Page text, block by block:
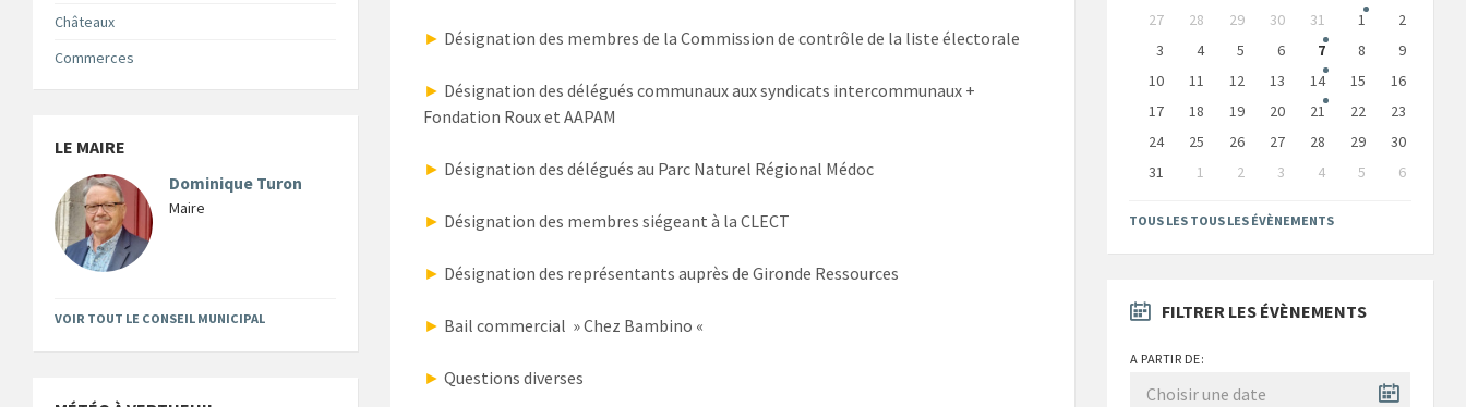
► Désignation des membres de la Commission de contrôle de la liste électorale
► Désignation des délégués communaux aux syndicats intercommunaux +
Fondation Roux et AAPAM
► Désignation des délégués au Parc Naturel Régional Médoc
► Désignation des membres siégeant à la CLECT
► Désignation des représentants auprès de Gironde Ressources
► Bail commercial » Chez Bambino «
► Questions diverses
Châteaux
Commerces
LE MAIRE
Dominique Turon
Maire
VOIR TOUT LE CONSEIL MUNICIPAL
Skip
calendar
days
27 28 29 30 31 1
2
3
4 5 6 7 8
9
10
11 12 13 14 15
16
17
18 19 20 21 22
23
24
25 26 27 28 29
30
31
1 2 3 4 5
6
to
calendar
TOUS LES TOUS LES ÉVÈNEMENTS
FILTRER LES ÉVÈNEMENTS
A PARTIR DE: